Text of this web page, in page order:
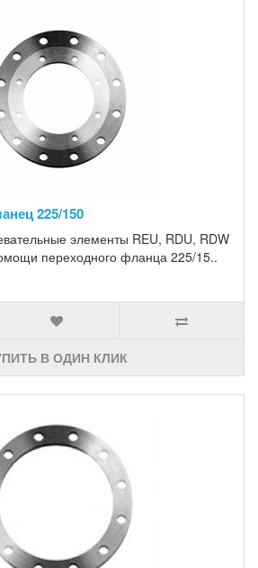
225/150
элементы REU, RDU, RDW
переходного фланца 225/15..
В ОДИН КЛИК